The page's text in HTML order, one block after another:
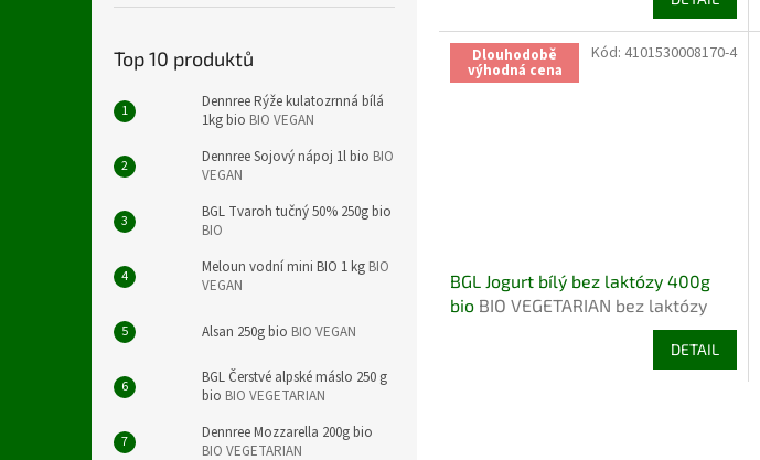
Top 10 produktů
Dennree Rýže kulatozrnná bílá
1kg bio BIO VEGAN
Dennree Sojový nápoj 1l bio BIO
VEGAN
BGL Tvaroh tučný 50% 250g bio
BIO
Meloun vodní mini BIO 1 kg BIO
VEGAN
Alsan 250g bio BIO VEGAN
BGL Čerstvé alpské máslo 250 g
bio BIO VEGETARIAN
Dennree Mozzarella 200g bio
BIO VEGETARIAN
Dlouhodobě
výhodná cena
BGL Jogurt bílý bez laktózy 400g
bio BIO VEGETARIAN bez laktózy
DETAIL
Kód: 4101530008170-4